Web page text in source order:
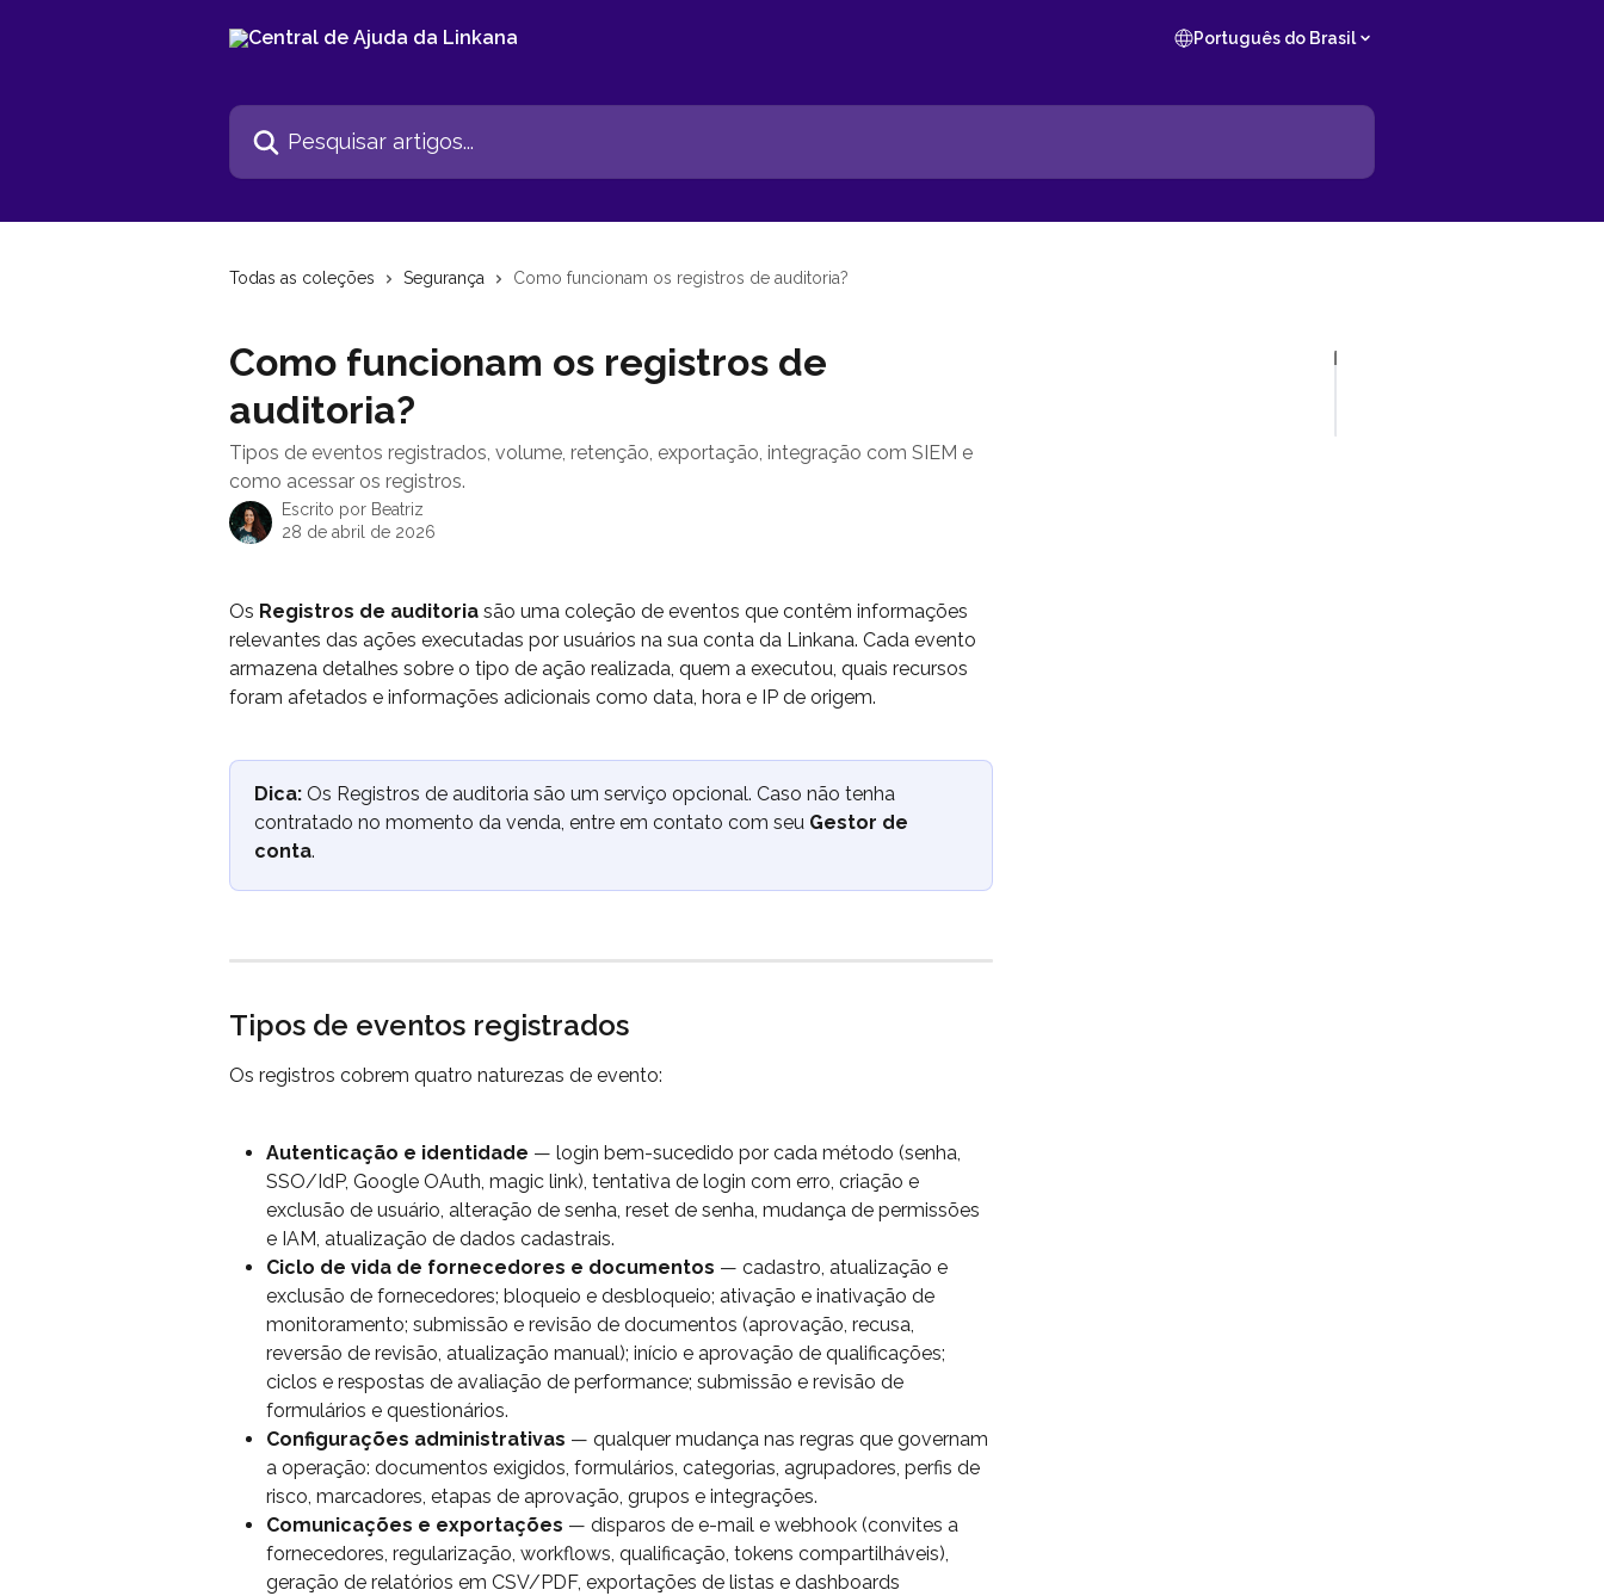
Português do Brasil
Pesquisar artigos...
Todas as coleções Segurança Como funcionam os registros de auditoria?
Como funcionam os registros de
auditoria?
Tipos de eventos registrados, volume, retenção, exportação, integração com SIEM e
como acessar os registros.
Escrito por Beatriz
28 de abril de 2026
Os Registros de auditoria são uma coleção de eventos que contêm informações
relevantes das ações executadas por usuários na sua conta da Linkana. Cada evento
armazena detalhes sobre o tipo de ação realizada, quem a executou, quais recursos
foram afetados e informações adicionais como data, hora e IP de origem.
Dica: Os Registros de auditoria são um serviço opcional. Caso não tenha
contratado no momento da venda, entre em contato com seu Gestor de
conta.
Tipos de eventos registrados
Os registros cobrem quatro naturezas de evento:
Autenticação e identidade — login bem-sucedido por cada método (senha,
SSO/IdP, Google OAuth, magic link), tentativa de login com erro, criação e
exclusão de usuário, alteração de senha, reset de senha, mudança de permissões
e IAM, atualização de dados cadastrais.
Ciclo de vida de fornecedores e documentos — cadastro, atualização e
exclusão de fornecedores; bloqueio e desbloqueio; ativação e inativação de
monitoramento; submissão e revisão de documentos (aprovação, recusa,
reversão de revisão, atualização manual); início e aprovação de qualificações;
ciclos e respostas de avaliação de performance; submissão e revisão de
formulários e questionários.
Configurações administrativas — qualquer mudança nas regras que governam
a operação: documentos exigidos, formulários, categorias, agrupadores, perfis de
risco, marcadores, etapas de aprovação, grupos e integrações.
Comunicações e exportações — disparos de e-mail e webhook (convites a
fornecedores, regularização, workflows, qualificação, tokens compartilháveis),
geração de relatórios em CSV/PDF, exportações de listas e dashboards